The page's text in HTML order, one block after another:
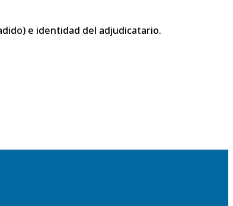
e identidad del adjudicatario.